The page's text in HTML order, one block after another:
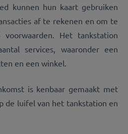
kunnen hun kaart gebruiken
af te rekenen en om te
Het tankstation
services, waaronder een
en een winkel.
is kenbaar gemaakt met
de luifel van het tankstation en